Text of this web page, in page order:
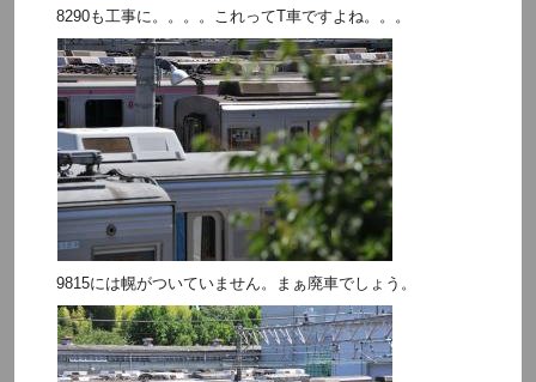
8290も工事に。。。。これってT車ですよね。。。
9815には幌がついていません。まぁ廃車でしょう。